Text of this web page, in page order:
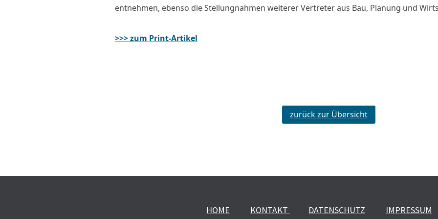
entnehmen, ebenso die Stellungnahmen weiterer Vertreter aus Bau, Planung und
>>> zum Print-Artikel
zurück zur Übersicht
HOME KONTAKT DATENSCHUTZ IMPRESSUM